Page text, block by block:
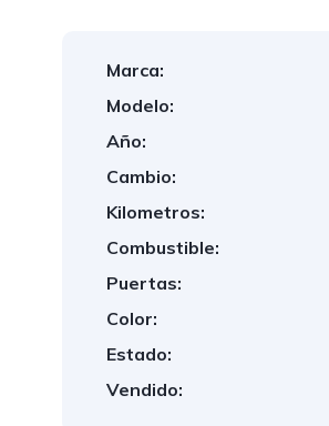
Marca:
Modelo:
Año:
Cambio:
Kilometros:
Combustible:
Puertas:
Color:
Estado:
Vendido: